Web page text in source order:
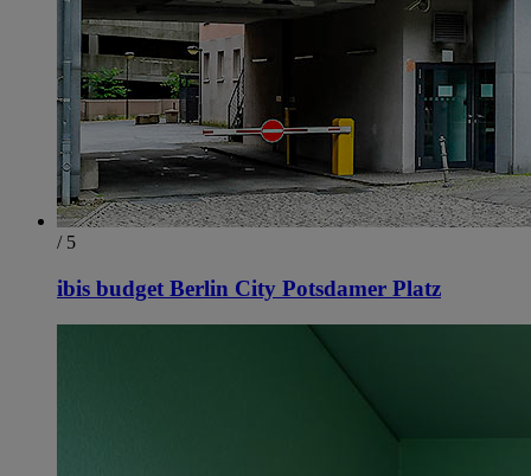
/ 5
ibis budget Berlin City Potsdamer Platz